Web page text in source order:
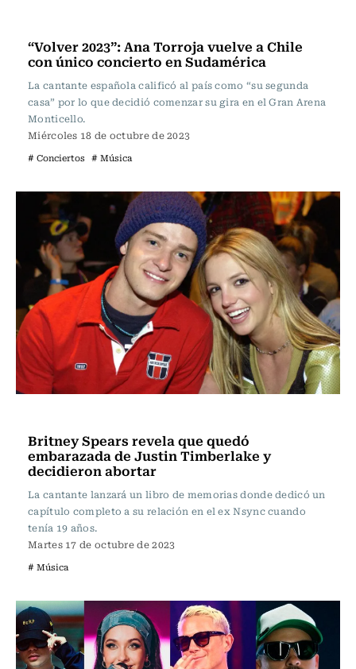
“Volver 2023”: Ana Torroja vuelve a Chile
con único concierto en Sudamérica
La cantante española calificó al país como “su segunda
casa” por lo que decidió comenzar su gira en el Gran Arena
Monticello.
Miércoles 18 de octubre de 2023
# Conciertos # Música
Britney Spears revela que quedó
embarazada de Justin Timberlake y
decidieron abortar
La cantante lanzará un libro de memorias donde dedicó un
capítulo completo a su relación en el ex Nsync cuando
tenía 19 años.
Martes 17 de octubre de 2023
# Música